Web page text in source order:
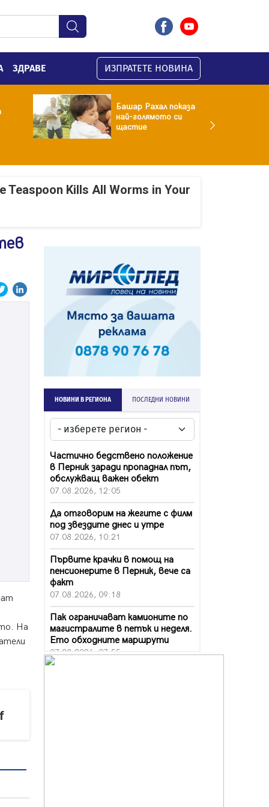
ЗДРАВЕ ИЗПРАТЕТЕ НОВИНА
Башар Рахал показа
най-голямото си
щастие
Teaspoon Kills All Worms in Your
На
НОВИНИ В РЕГИОНА ПОСЛЕДНИ НОВИНИ
Частично бедствено положение
в Перник заради пропаднал път,
обслужващ важен обект
07.08.2026, 12:05
Да отговорим на жегите с филм
под звездите днес и утре
07.08.2026, 10:21
Първите крачки в помощ на
пенсионерите в Перник, вече са
факт
07.08.2026, 09:18
Пак ограничават камионите по
магистралите в петък и неделя.
Ето обходните маршрути
07.08.2026, 07:55